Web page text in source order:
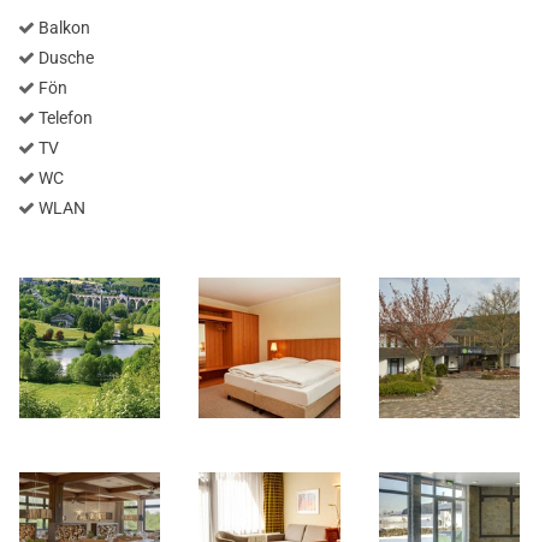
Balkon
Dusche
Fön
Telefon
TV
WC
WLAN